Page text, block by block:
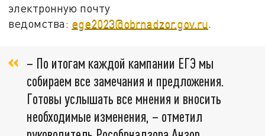
электронную почту
ведомства: ege2023@obrnadzor.gov.ru.
– По итогам каждой кампании ЕГЭ мы
собираем все замечания и предложения.
Готовы услышать все мнения и вносить
необходимые изменения, – отметил